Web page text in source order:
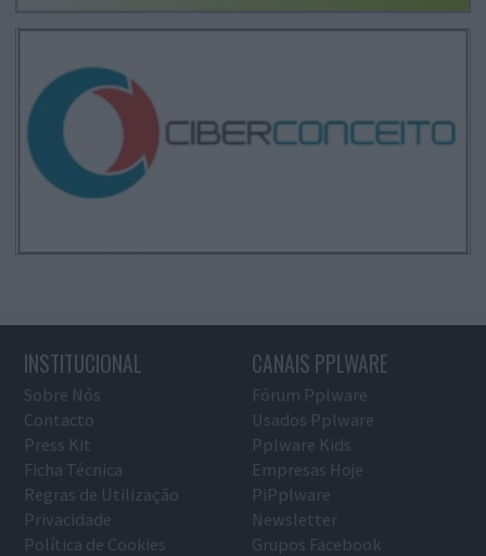
INSTITUCIONAL
Sobre Nós
Contacto
Press Kit
Ficha Técnica
Regras de Utilização
Privacidade
Política de Cookies
CANAIS PPLWARE
Fórum Pplware
Usados Pplware
Pplware Kids
Empresas Hoje
PiPplware
Newsletter
Grupos Facebook